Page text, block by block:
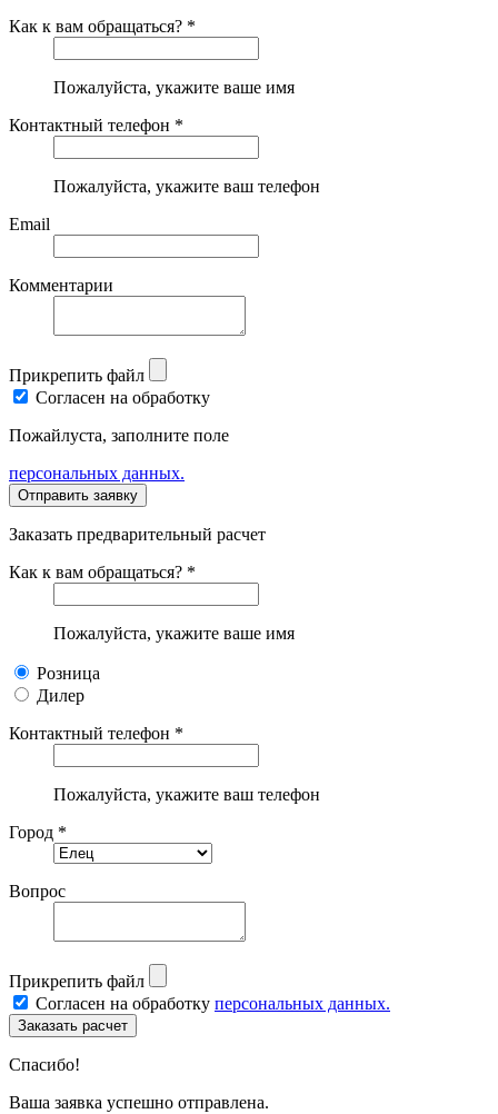
Как к вам обращаться? *
Пожалуйста, укажите ваше имя
Контактный телефон *
Пожалуйста, укажите ваш телефон
Email
Комментарии
Прикрепить файл
Согласен на обработку
Пожайлуста, заполните поле
персональных данных.
Заказать предварительный расчет
Как к вам обращаться? *
Пожалуйста, укажите ваше имя
Розница
Дилер
Контактный телефон *
Пожалуйста, укажите ваш телефон
Город *
Вопрос
Прикрепить файл
Согласен на обработку персональных данных.
Спасибо!
Ваша заявка успешно отправлена.